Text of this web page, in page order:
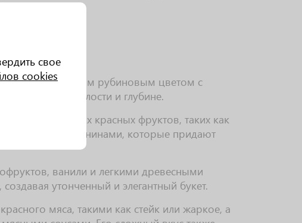
свое
cookies
насыщенным рубиновым цветом с
о его зрелости и глубине.
ноток спелых красных фруктов, таких как
и легкими танинами, которые придают
ванили и легкими древесными
утонченный и элегантный букет.
мяса, такими как стейк или жаркое, а